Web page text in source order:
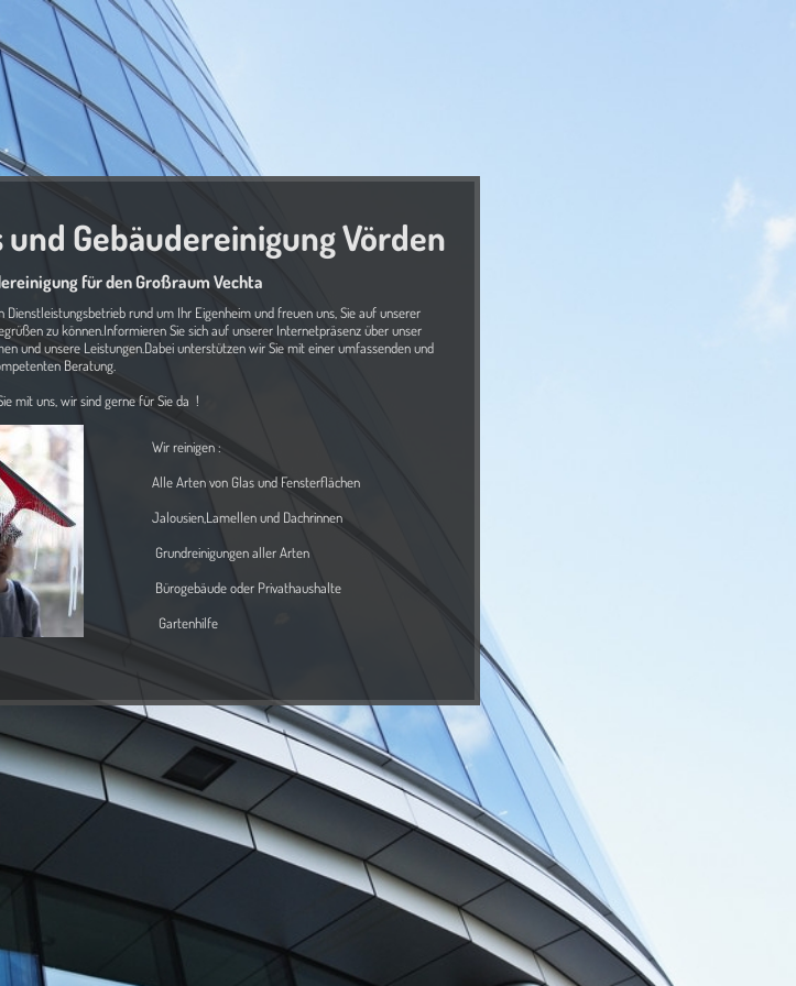
und Gebäudereinigung Vörden
für den Großraum Vechta
Dienstleistungsbetrieb rund um Ihr Eigenheim und freuen uns, Sie auf unserer
zu können.Informieren Sie sich auf unserer Internetpräsenz über unser
und unsere Leistungen.Dabei unterstützen wir Sie mit einer umfassenden und
Beratung.
mit uns, wir sind gerne für Sie da !
Wir reinigen :
Alle Arten von Glas und Fensterflächen
Jalousien,Lamellen und Dachrinnen
Grundreinigungen aller Arten
Bürogebäude oder Privathaushalte
Gartenhilfe